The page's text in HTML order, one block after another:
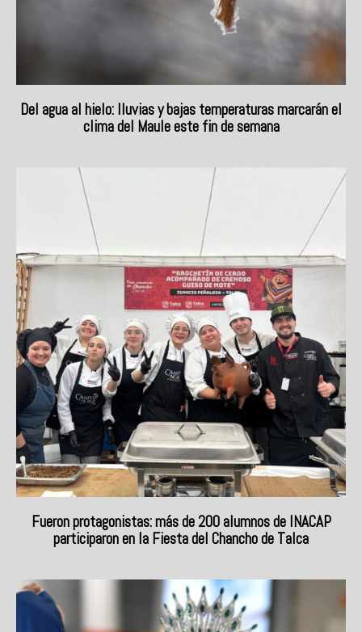
Del agua al hielo: lluvias y bajas temperaturas marcarán el
clima del Maule este fin de semana
Fueron protagonistas: más de 200 alumnos de INACAP
participaron en la Fiesta del Chancho de Talca